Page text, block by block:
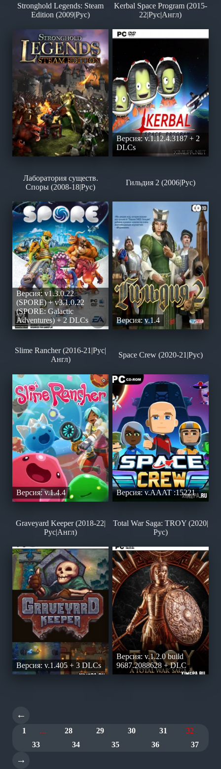
Stronghold Legends: Steam
Edition (2009|Рус)
Kerbal Space Program (2015-
22|Рус|Англ)
Версия: v.1.12.4.3187 + 2
DLCs
Лаборатория существ.
Споры (2008-18|Рус)
Версия: v1.3.0.22
(SPORE) + v3.1.0.22
(SPORE: Galactic
Adventures) + 2 DLCs
Гильдия 2 (2006|Рус)
Версия: v.1.4
Slime Rancher (2016-21|Рус|
Англ)
Версия: v.1.4.4
Space Crew (2020-21|Рус)
Версия: v.AAAT :15221
Graveyard Keeper (2018-22|
Рус|Англ)
Версия: v.1.405 + 3 DLCs
Total War Saga: TROY (2020|
Рус)
Версия: v.1.2.0 build
9687.2088628 + DLC
←
1 ... 28 29 30 31
32
33
34 35 36 37
→